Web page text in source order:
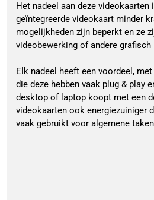
Het nadeel aan deze
geïntegreerde videokaart minder
mogelijkheden zijn beperkt en ze
videobewerking of andere
Elk nadeel heeft een voordeel,
die deze hebben vaak plug & play
desktop of laptop koopt met een
videokaarten ook energiezuiniger
vaak gebruikt voor algemene